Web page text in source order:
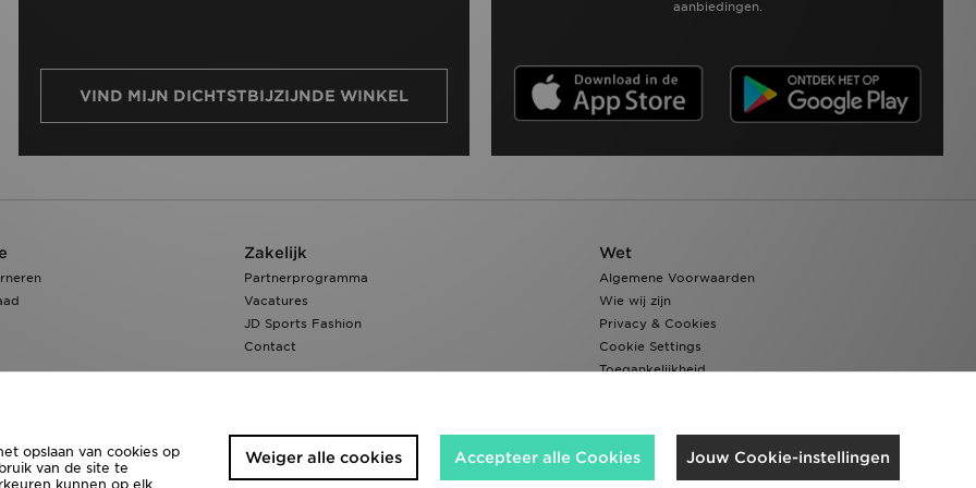
VIND MIJN DICHTSTBIJZIJNDE WINKEL
aanbiedingen.
Zakelijk
Partnerprogramma
Vacatures
JD Sports Fashion
Contact
Wet
Algemene Voorwaarden
Wie wij zijn
Privacy & Cookies
Cookie Settings
Toegankelijkheid
Wij accepteren de volgende betaalmethoden
opslaan van cookies op
van de site te
kunnen op elk
Jouw Cookie-instellingen
Accepteer alle Cookies
Weiger alle cookies